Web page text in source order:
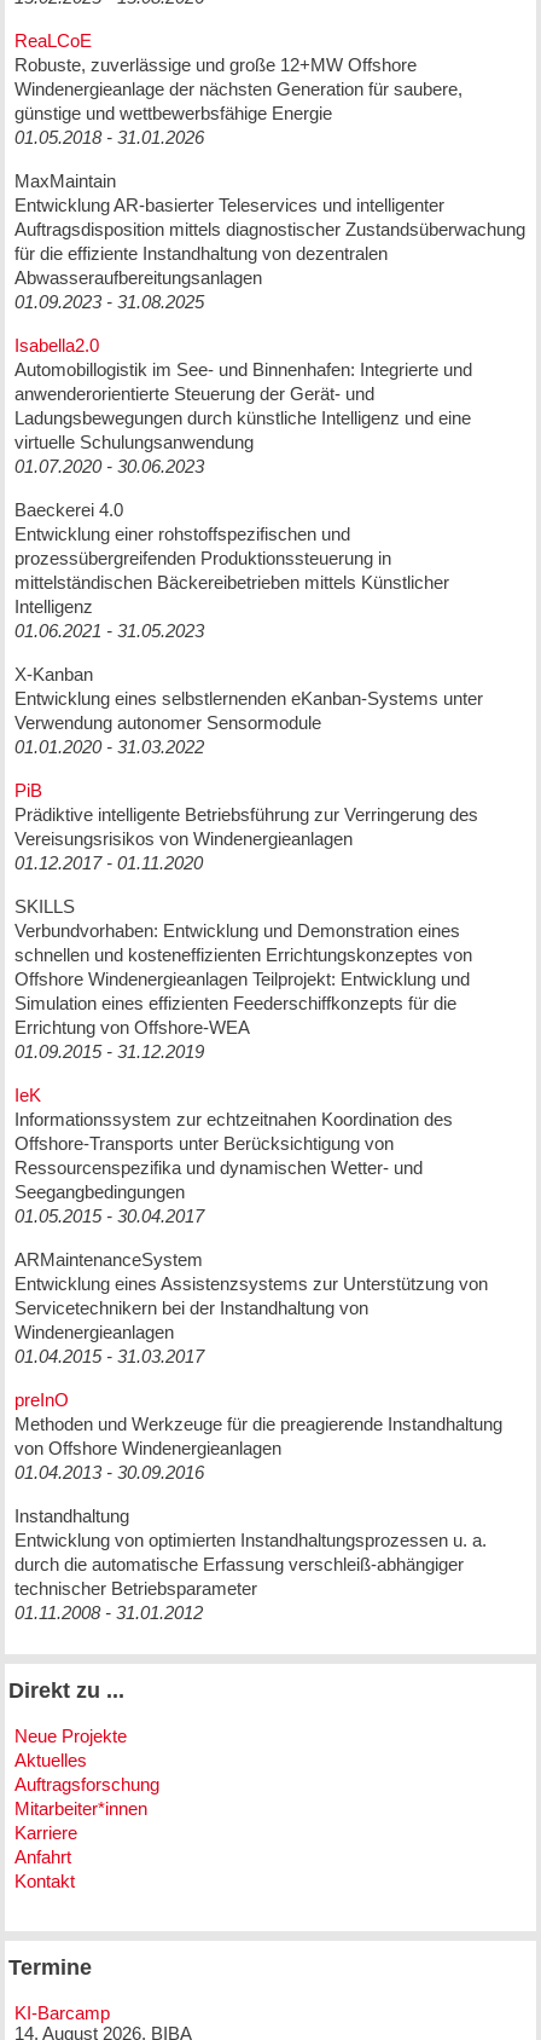
ReaLCoE
Robuste, zuverlässige und große 12+MW Offshore
Windenergieanlage der nächsten Generation für saubere,
günstige und wettbewerbsfähige Energie
01.05.2018 - 31.01.2026
MaxMaintain
Entwicklung AR-basierter Teleservices und intelligenter
Auftragsdisposition mittels diagnostischer Zustandsüberwachung
für die effiziente Instandhaltung von dezentralen
Abwasseraufbereitungsanlagen
01.09.2023 - 31.08.2025
Isabella2.0
Automobillogistik im See- und Binnenhafen: Integrierte und
anwenderorientierte Steuerung der Gerät- und
Ladungsbewegungen durch künstliche Intelligenz und eine
virtuelle Schulungsanwendung
01.07.2020 - 30.06.2023
Baeckerei 4.0
Entwicklung einer rohstoffspezifischen und
prozessübergreifenden Produktionssteuerung in
mittelständischen Bäckereibetrieben mittels Künstlicher
Intelligenz
01.06.2021 - 31.05.2023
X-Kanban
Entwicklung eines selbstlernenden eKanban-Systems unter
Verwendung autonomer Sensormodule
01.01.2020 - 31.03.2022
PiB
Prädiktive intelligente Betriebsführung zur Verringerung des
Vereisungsrisikos von Windenergieanlagen
01.12.2017 - 01.11.2020
SKILLS
Verbundvorhaben: Entwicklung und Demonstration eines
schnellen und kosteneffizienten Errichtungskonzeptes von
Offshore Windenergieanlagen Teilprojekt: Entwicklung und
Simulation eines effizienten Feederschiffkonzepts für die
Errichtung von Offshore-WEA
01.09.2015 - 31.12.2019
IeK
Informationssystem zur echtzeitnahen Koordination des
Offshore-Transports unter Berücksichtigung von
Ressourcenspezifika und dynamischen Wetter- und
Seegangbedingungen
01.05.2015 - 30.04.2017
ARMaintenanceSystem
Entwicklung eines Assistenzsystems zur Unterstützung von
Servicetechnikern bei der Instandhaltung von
Windenergieanlagen
01.04.2015 - 31.03.2017
preInO
Methoden und Werkzeuge für die preagierende Instandhaltung
von Offshore Windenergieanlagen
01.04.2013 - 30.09.2016
Instandhaltung
Entwicklung von optimierten Instandhaltungsprozessen u. a.
durch die automatische Erfassung verschleiß-abhängiger
technischer Betriebsparameter
01.11.2008 - 31.01.2012
Direkt zu ...
Neue Projekte
Aktuelles
Auftragsforschung
Mitarbeiter*innen
Karriere
Anfahrt
Kontakt
Termine
KI-Barcamp
14. August 2026, BIBA